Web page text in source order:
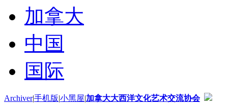
加拿大
中国
国际
Archiver|手机版|小黑屋|加拿大大西洋文化艺术交流协会